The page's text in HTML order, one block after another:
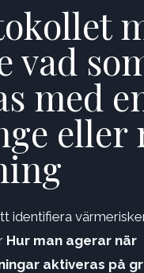
vad
med
eller
identifiera
Hur man agerar när
aktiveras på